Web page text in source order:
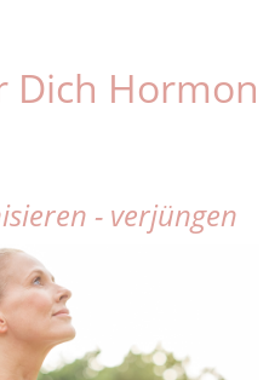
Dich Hormon
- verjüngen